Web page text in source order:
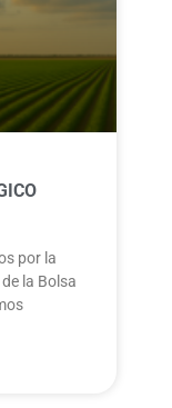
por la
la Bolsa